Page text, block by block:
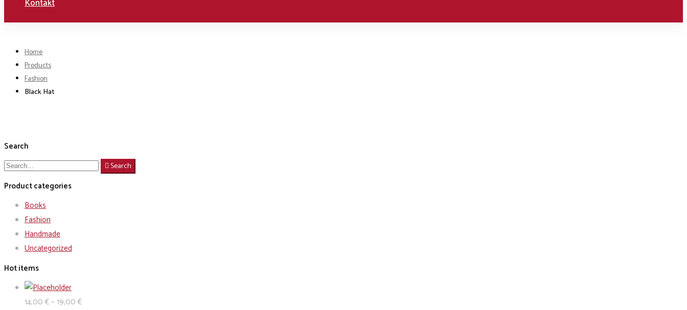
Kontakt
Home
Products
Fashion
Black Hat
Search
Search
for:
Search
Product categories
Books
Fashion
Handmade
Uncategorized
Hot items
14,00 €– 19,00 €